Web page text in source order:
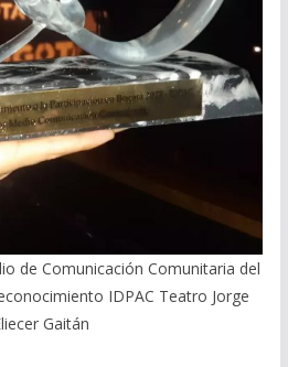
de Comunicación Comunitaria del
IDPAC Teatro Jorge
Gaitán